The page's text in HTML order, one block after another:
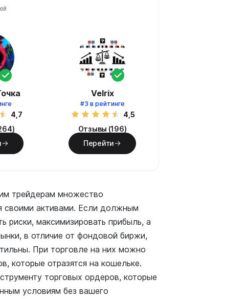
4,7
Velrix
#3 в рейтинге
4,5
Отзывы (196)
Перейти
трейдерам множество
своими активами. Если должным
риски, максимизировать прибыль, а
в отличие от фондовой биржи,
При торговле на них можно
которые отразятся на кошельке.
торговых ордеров, которые
условиям без вашего